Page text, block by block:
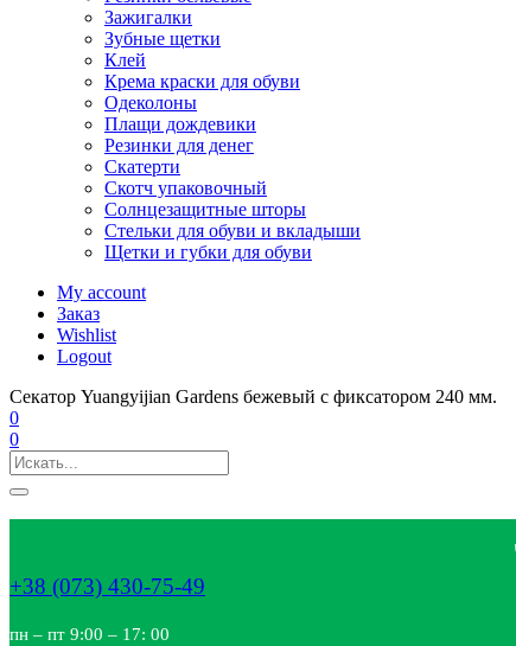
Зажигалки
Зубные щетки
Клей
Крема краски для обуви
Одеколоны
Плащи дождевики
Резинки для денег
Скатерти
Скотч упаковочный
Солнцезащитные шторы
Стельки для обуви и вкладыши
Щетки и губки для обуви
My account
Заказ
Wishlist
Logout
Секатор Yuangyijian Gardens бежевый с фиксатором 240 мм.
0
0
+38 (073) 430-75-49
пн – пт 9:00 – 17: 00